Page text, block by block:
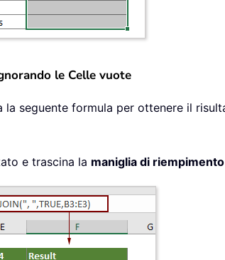
le Celle vuote
la seguente formula per ottenere il
e trascina la maniglia di riempimento